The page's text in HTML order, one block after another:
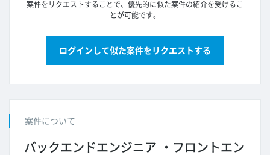
案件をリクエストすることで、優先的に似た案件の紹介を受けるこ
とが可能です。
ログインして似た案件をリクエストする
案件について
バックエンドエンジニア
フロントエン